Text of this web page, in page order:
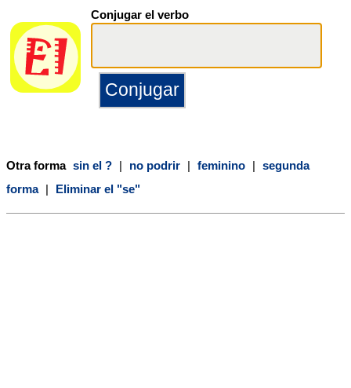
Conjugar el verbo
Otra forma sin el ? | no podrir | feminino | segunda
forma | Eliminar el "se"